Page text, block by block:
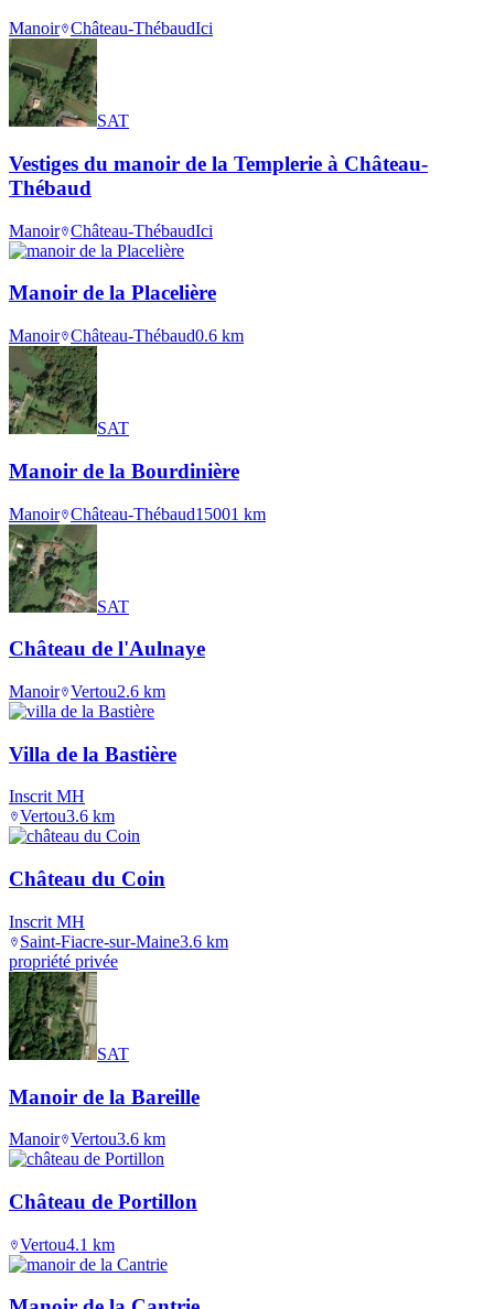
Manoir Château-ThébaudIci
SAT
Vestiges du manoir de la Templerie à Château-
Thébaud
Manoir Château-ThébaudIci
Manoir de la Placelière
Manoir Château-Thébaud0.6 km
SAT
Manoir de la Bourdinière
Manoir Château-Thébaud15001 km
SAT
Château de l'Aulnaye
Manoir Vertou2.6 km
Villa de la Bastière
Inscrit MH
Vertou3.6 km
Château du Coin
Inscrit MH
Saint-Fiacre-sur-Maine3.6 km
propriété privée
SAT
Manoir de la Bareille
Manoir Vertou3.6 km
Château de Portillon
Vertou4.1 km